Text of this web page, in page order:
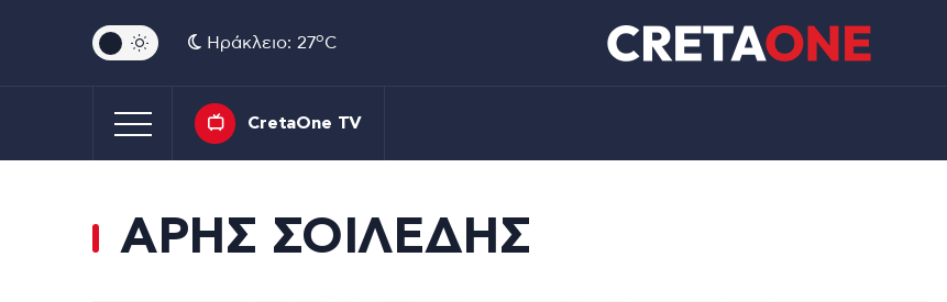
Ηράκλειο: 27oC
CretaOne TV
ΑΡΗΣ ΣΟΙΛΕΔΗΣ